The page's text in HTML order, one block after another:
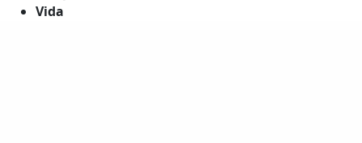
Vida